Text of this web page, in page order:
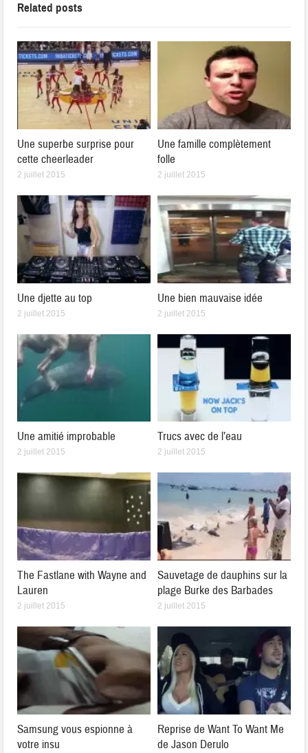
Related posts
Une superbe surprise pour
cette cheerleader
2 juillet 2015
Une famille complètement
folle
2 juillet 2015
Une djette au top
2 juillet 2015
Une bien mauvaise idée
2 juillet 2015
Une amitié improbable
2 juillet 2015
Trucs avec de l’eau
2 juillet 2015
The Fastlane with Wayne and
Lauren
2 juillet 2015
Sauvetage de dauphins sur la
plage Burke des Barbades
2 juillet 2015
Samsung vous espionne à
votre insu
Reprise de Want To Want Me
de Jason Derulo